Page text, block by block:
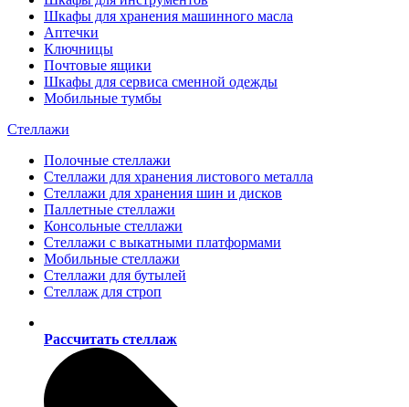
Шкафы для хранения машинного масла
Аптечки
Ключницы
Почтовые ящики
Шкафы для сервиса сменной одежды
Мобильные тумбы
Стеллажи
Полочные стеллажи
Стеллажи для хранения листового металла
Стеллажи для хранения шин и дисков
Паллетные стеллажи
Консольные стеллажи
Стеллажи с выкатными платформами
Мобильные стеллажи
Стеллажи для бутылей
Стеллаж для строп
Рассчитать стеллаж